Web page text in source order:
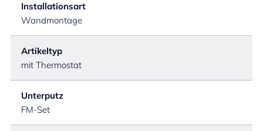
Installationsart
Wandmontage
Artikeltyp
mit Thermostat
Unterputz
FM-Set